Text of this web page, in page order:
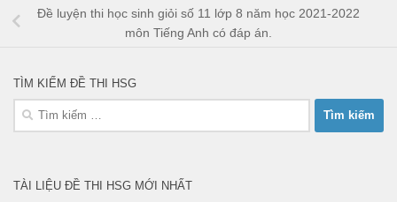
Đề luyện thi học sinh giỏi số 11 lớp 8 năm học 2021-2022
môn Tiếng Anh có đáp án.
TÌM KIẾM ĐỀ THI HSG
Tìm
TÀI LIỆU ĐỀ THI HSG MỚI NHẤT